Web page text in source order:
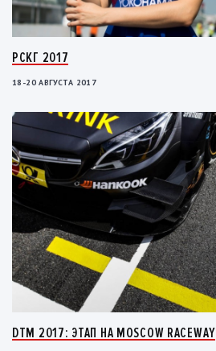
РСКГ 2017
18-20 АВГУСТА 2017
DTM 2017: ЭТАП НА MOSCOW RACEWAY